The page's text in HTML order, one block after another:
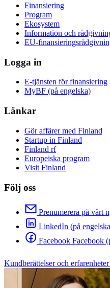
Finansiering
Program
Ekosystem
Information och
EU-
Logga in
E-tjänsten för finansiering
MyBF (på engelska)
Länkar
Gör affärer med Finland
Startup in Finland
Finland rf
Europeiska program
Visit Finland
Följ oss
Prenumerera på vårt
LinkedIn (på
Facebook Facebook
Kundberättelser och erfarenheter